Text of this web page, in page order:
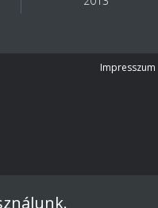
Impresszum